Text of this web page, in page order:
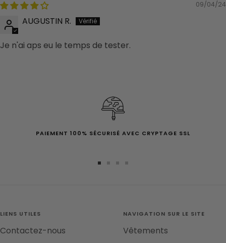
09/04/24
AUGUSTIN R.
Je n'ai aps eu le temps de tester.
PAIEMENT 100% SÉCURISÉ AVEC CRYPTAGE SSL
4
LIENS UTILES
Contactez-nous
NAVIGATION SUR LE SITE
Vêtements